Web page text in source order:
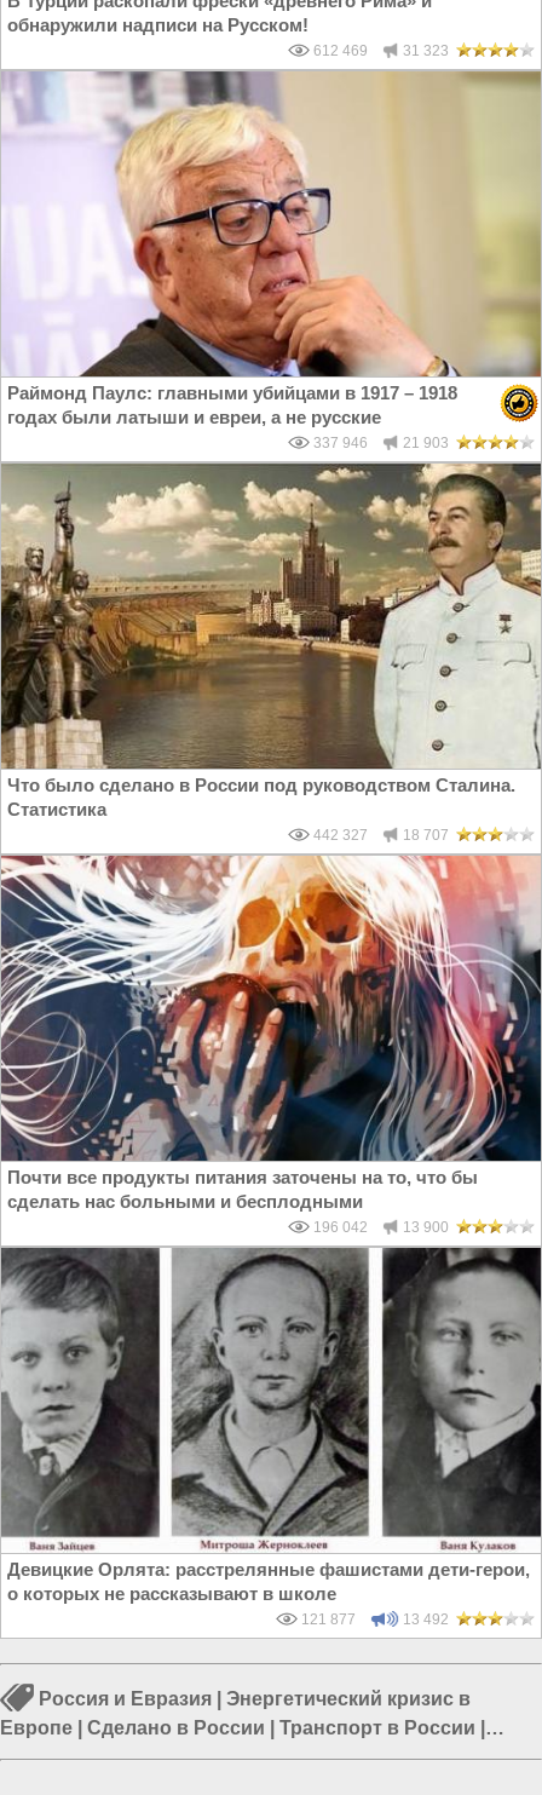
обнаружили надписи на Русском!
612 469 31 323
Раймонд Паулс: главными убийцами в 1917 – 1918
годах были латыши и евреи, а не русские
337 946 21 903
Что было сделано в России под руководством Сталина.
Статистика
442 327 18 707
Почти все продукты питания заточены на то, что бы
сделать нас больными и бесплодными
196 042 13 900
Девицкие Орлята: расстрелянные фашистами дети-герои,
о которых не рассказывают в школе
121 877 13 492
Россия и Евразия
Энергетический кризис в
Европе
Сделано в России Транспорт в России
Цены на бензин|Россия и Азербайджан|Россия и